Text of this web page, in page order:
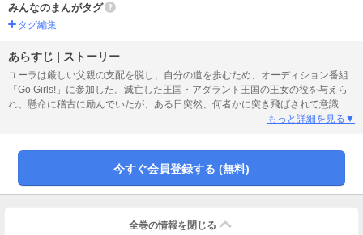
みんなのまんがタグ
タグ編集
あらすじ | ストーリー
ユーラは厳しい父親の支配を脱し、自分の道を歩むため、オーディション番組
「Go Girls!」に参加した。滅亡した王国・アダラント王国の王女の役を与えら
れ、懸命に稽古に励んでいたが、ある日突然、何者かに突き飛ばされて意識を
失ってしまう。 目覚めたとき、ユーラは台本の中の世界──アダラント王国の
われ者だった。おまけに、王侯貴族は水面下でいがみ合い、民衆は支配階級へ
の反発を強めており、王国の基盤は不安定な状態だ。歴史では、王国は間もな
く滅亡し、王女も無残に殺されることになっている。 この悲劇を回避しよう
と、ユーラは王国の改革へと乗り出すが…？※配信停止後、この話は閲覧不可
もっと詳細を見る▼
今すぐ会員登録する (無料)
全巻の情報を 閉じる